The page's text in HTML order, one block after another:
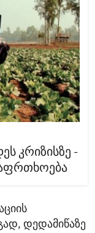
კრიზისზე -
დედამიწაზე